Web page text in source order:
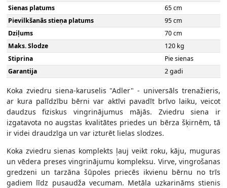
Sienas platums
65 cm
Pievilkšanās stieņa platums
95 cm
Dziļums
70 cm
Maks. Slodze
120 kg
Stiprina
Pie sienas
Garantija
2 gadi
Koka zviedru siena-karuselis "Adler" - universāls trenažieris,
ar kura palīdzību bērni var aktīvi pavadīt brīvo laiku, veicot
daudzus fiziskus vingrinājumus mājās. Zviedru siena ir
izgatavota no augstas kvalitātes priedes un bērza šķirnēm, tā
ir videi draudzīga un var izturēt lielas slodzes.
Koka zviedru sienas komplekts ļauj veikt roku, kāju, muguras
un vēdera preses vingrinājumu kompleksu. Virve, vingrošanas
gredzeni un tarzāna šūpoles priecēs ikvienu bērnu no trīs
gadiem līdz pusaudža vecumam. Metāla uzkarināms stienis